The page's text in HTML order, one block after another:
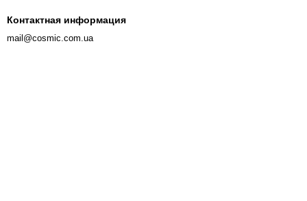
Контактная информация
mail@cosmic.com.ua